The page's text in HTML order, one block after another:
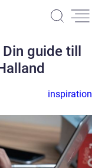
guide till
inspiration